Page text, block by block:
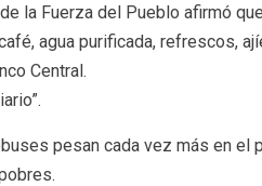
la Fuerza del Pueblo afirmó
agua purificada, refrescos,
Central.
pesan cada vez más en el